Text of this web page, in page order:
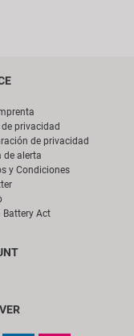
privacidad
de privacidad
de alerta
y Condiciones
Battery Act